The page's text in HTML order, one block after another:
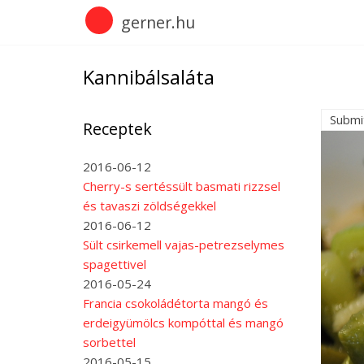
gerner.hu
Kannibálsaláta
Receptek
2016-06-12
Cherry-s sertéssült basmati rizzsel
és tavaszi zöldségekkel
2016-06-12
Sült csirkemell vajas-petrezselymes
spagettivel
2016-05-24
Francia csokoládétorta mangó és
erdeigyümölcs kompóttal és mangó
sorbettel